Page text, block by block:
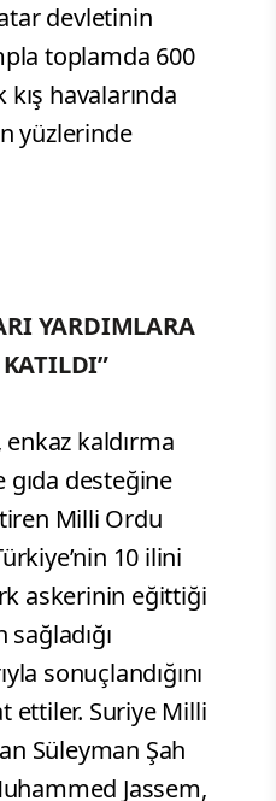
devletinin
toplamda 600
havalarında
yüzlerinde
YARDIMLARA
kaldırma
gıda desteğine
Milli Ordu
10 ilini
askerinin eğittiği
sonuçlandığını
ettiler. Suriye Milli
Süleyman Şah
Jassem,